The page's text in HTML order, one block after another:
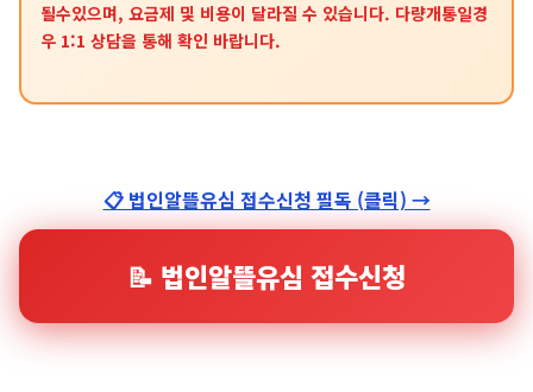
될수있으며, 요금제 및 비용이 달라질 수 있습니다. 다량개통일경
우 1:1 상담을 통해 확인 바랍니다.
📋 법인알뜰유심 접수신청 필독 (클릭) →
📝 법인알뜰유심 접수신청